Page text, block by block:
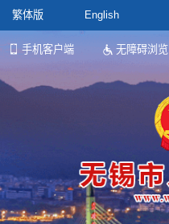
繁体版 English
手机客户端 无障碍浏览